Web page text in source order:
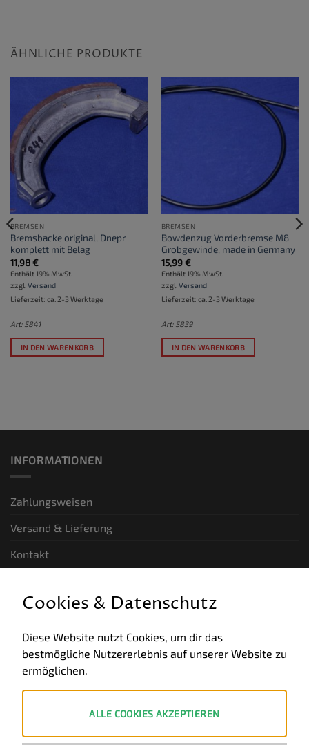
ÄHNLICHE PRODUKTE
BREMSEN
Bremsbacke original, Dnepr
komplett mit Belag
11,98€
Enthält 19% MwSt.
zzgl. Versand
Lieferzeit: ca. 2-3 Werktage
Art: S841
IN DEN WARENKORB
BREMSEN
Bowdenzug Vorderbremse M8
Grobgewinde, made in Germany
15,99€
Enthält 19% MwSt.
zzgl. Versand
Lieferzeit: ca. 2-3 Werktage
Art: S839
IN DEN WARENKORB
INFORMATIONEN
Zahlungsweisen
Versand & Lieferung
Kontakt
Allgemeine Geschäftsbedingungen
Datenschutz
Cookies & Datenschutz
Diese Website nutzt Cookies, um dir das
bestmögliche Nutzererlebnis auf unserer Website zu
ermöglichen.
ALLE COOKIES AKZEPTIEREN